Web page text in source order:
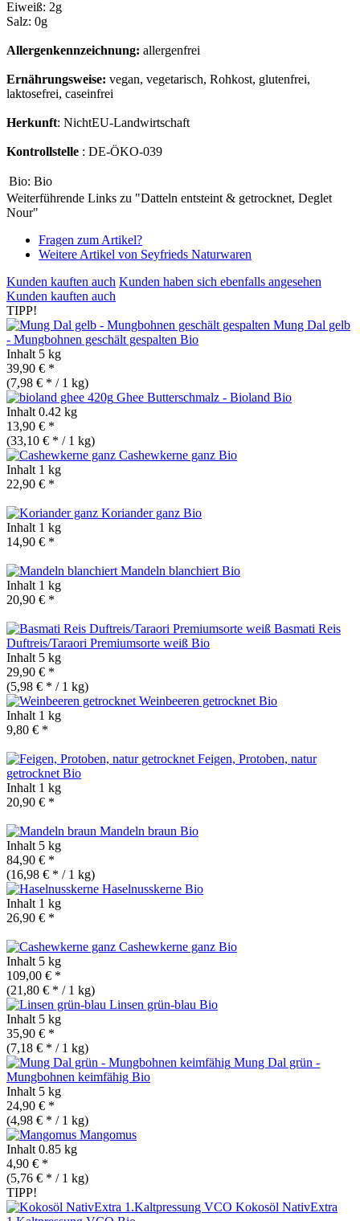
Eiweiß: 2g
Salz: 0g
Allergenkennzeichnung: allergenfrei
Ernährungsweise: vegan, vegetarisch, Rohkost, glutenfrei,
laktosefrei, caseinfrei
Herkunft: NichtEU-Landwirtschaft
Kontrollstelle : DE-ÖKO-039
Bio: Bio
Weiterführende Links zu "Datteln entsteint & getrocknet, Deglet
Nour"
Fragen zum Artikel?
Weitere Artikel von Seyfrieds Naturwaren
Kunden kauften auch Kunden haben sich ebenfalls angesehen
Kunden kauften auch
TIPP!
Mung Dal gelb
- Mungbohnen geschält gespalten Bio
Inhalt 5 kg
39,90 € *
(7,98 € * / 1 kg)
Ghee Butterschmalz - Bioland Bio
Inhalt 0.42 kg
13,90 € *
(33,10 € * / 1 kg)
Cashewkerne ganz Bio
Inhalt 1 kg
22,90 € *
Koriander ganz Bio
Inhalt 1 kg
14,90 € *
Mandeln blanchiert Bio
Inhalt 1 kg
20,90 € *
Basmati Reis
Duftreis/Taraori Premiumsorte weiß Bio
Inhalt 5 kg
29,90 € *
(5,98 € * / 1 kg)
Weinbeeren getrocknet Bio
Inhalt 1 kg
9,80 € *
Feigen, Protoben, natur
getrocknet Bio
Inhalt 1 kg
20,90 € *
Mandeln braun Bio
Inhalt 5 kg
84,90 € *
(16,98 € * / 1 kg)
Haselnusskerne Bio
Inhalt 1 kg
26,90 € *
Cashewkerne ganz Bio
Inhalt 5 kg
109,00 € *
(21,80 € * / 1 kg)
Linsen grün-blau Bio
Inhalt 5 kg
35,90 € *
(7,18 € * / 1 kg)
Mung Dal grün -
Mungbohnen keimfähig Bio
Inhalt 5 kg
24,90 € *
(4,98 € * / 1 kg)
Mangomus
Inhalt 0.85 kg
4,90 € *
(5,76 € * / 1 kg)
TIPP!
Kokosöl NativExtra